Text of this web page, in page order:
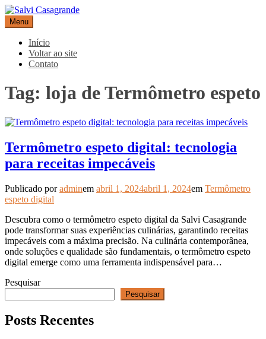
Pular
para
o
conteúdo
Salvi Casagrande
Especialistas em equipamentos de medição e automação
Menu
Início
Voltar ao site
Contato
Tag: loja de Termômetro espeto
Termômetro espeto digital: tecnologia
para receitas impecáveis
Publicado poradminem abril 1, 2024abril 1, 2024em Termômetro
espeto digital
Descubra como o termômetro espeto digital da Salvi Casagrande
pode transformar suas experiências culinárias, garantindo receitas
impecáveis ​​com a máxima precisão. Na culinária contemporânea,
onde soluções e qualidade são fundamentais, o termômetro espeto
digital emerge como uma ferramenta indispensável para…
Pesquisar
Pesquisar
Posts Recentes